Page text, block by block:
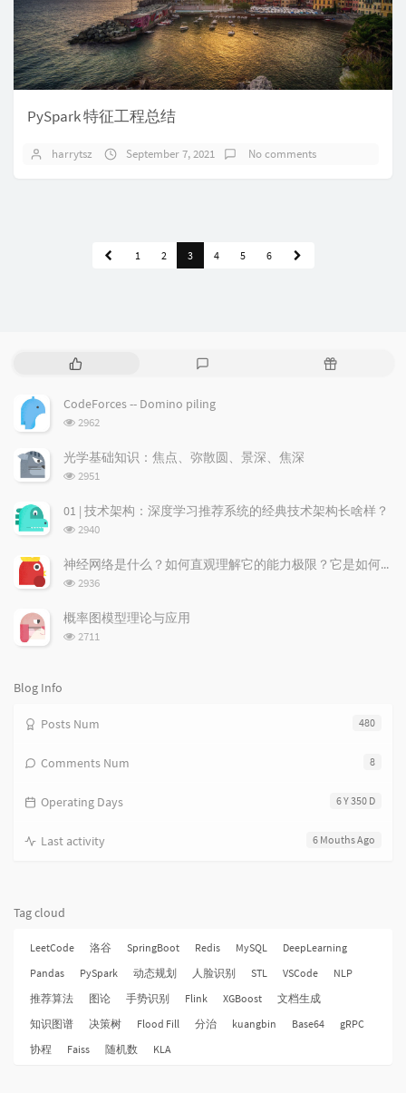
PySpark 特征工程总结
harrytsz September 7, 2021 No comments
1 2 3 4 5 6
P
p
u
a
r
r
t
c
l
s
e
t
m
n
R
t
l
CodeForces -- Domino piling
浏
次
数:
2962
光学基础知识：焦点、弥散圆、景深、焦深
浏
次
数:
2951
01 | 技术架构：深度学习推荐系统的经典技术架构长啥样？
浏
次
数:
2940
神经网络是什么？如何直观理解它的能力极限？它是如何无限逼近真理？
浏
次
数:
2936
概率图模型理论与应用
浏
2711
Blog Info
480
Posts Num
8
Comments Num
6 Y 350 D
Operating Days
6 Mouths Ago
Last activity
Tag cloud
LeetCode 洛谷 SpringBoot Redis MySQL
DeepLearning
Pandas
PySpark 动态规划 人脸识别 STL VSCode
NLP
推荐算法
图论 手势识别 Flink XGBoost
文档生成
知识图谱
决策树 Flood Fill 分治 kuangbin Base64
gRPC
协程
Faiss 随机数 KLA